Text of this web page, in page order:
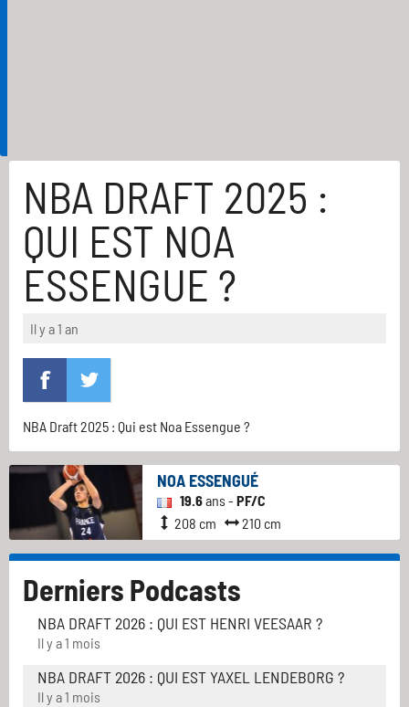
NBA DRAFT 2025 :
QUI EST NOA
ESSENGUE ?
Il y a 1 an
NBA Draft 2025 : Qui est Noa Essengue ?
NOA ESSENGUÉ
19.6ans - PF/C
208 cm
210 cm
Derniers Podcasts
NBA DRAFT 2026 : QUI EST HENRI VEESAAR ?
Il y a 1 mois
NBA DRAFT 2026 : QUI EST YAXEL LENDEBORG ?
Il y a 1 mois